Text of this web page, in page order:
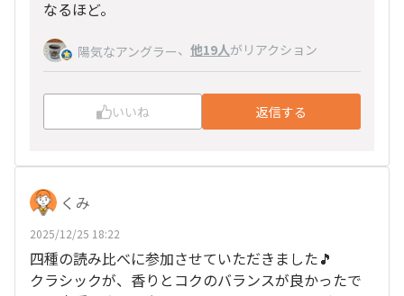
なるほど。
陽気なアングラー、 他19人がリアクション
いいね 返信する
くみ
2025/12/25 18:22
四種の読み比べに参加させていただきました🎵
クラシックが、香りとコクのバランスが良かったで